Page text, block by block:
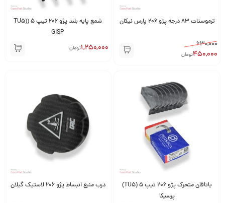
ترموستات 83 درجه پژو 206 پارس نیکان
630,000
450,000تومان
شمع پایه بلند پژو 206 تیپ 5 (TU5)
GISP
1,250,000تومان
یاتاقان متحرک پژو 206 تیپ 5 (TU5)
پرسیکا
درب منبع انبساط پژو 206 لاستیک گیلان